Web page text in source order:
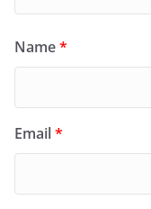
Name*
Email*